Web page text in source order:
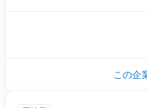
この企